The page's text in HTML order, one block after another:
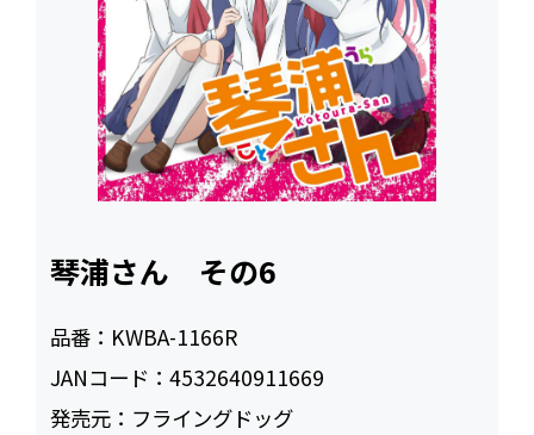
琴浦さん その6
品番： KWBA-1166R
JANコード：4532640911669
発売元： フライングドッグ